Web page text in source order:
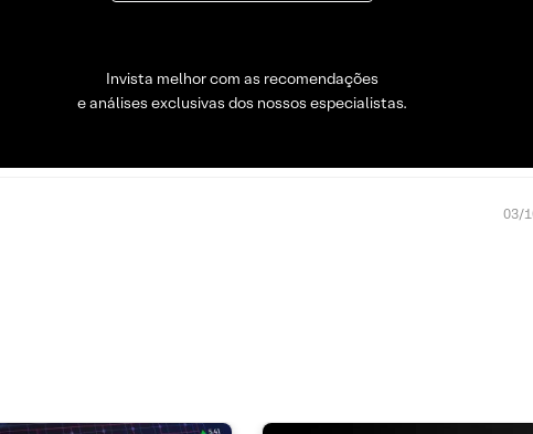
Invista melhor com as recomendações
e análises exclusivas dos nossos especialistas.
03/